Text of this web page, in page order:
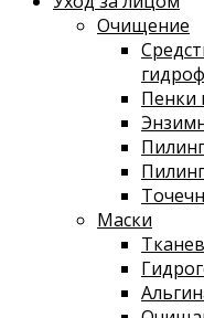
Очищение
Пенки
Маски